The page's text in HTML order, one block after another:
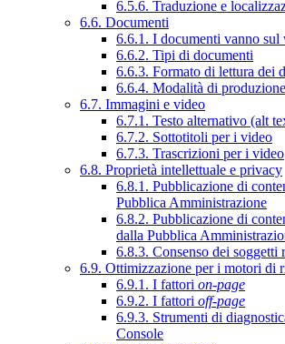
6.5.6. Traduzione e
6.6. Documenti
6.6.1. I documenti vanno sul
6.6.2. Tipi di documenti
6.6.3. Formato di lettura dei
6.6.4. Modalità di
6.7. Immagini e video
6.7.1. Testo alternativo (alt
6.7.2. Sottotitoli per i video
6.7.3. Trascrizioni per i video
6.8. Proprietà intellettuale e privacy
6.8.1. Pubblicazione di
Pubblica Amministrazione
6.8.2. Pubblicazione di
dalla Pubblica
6.8.3. Consenso dei soggetti
6.9. Ottimizzazione per i motori di
6.9.1. I fattori on-page
6.9.2. I fattori off-page
6.9.3. Strumenti di
Console